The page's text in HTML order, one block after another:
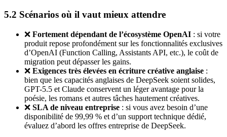
5.2 Scénarios où il vaut mieux attendre
❌ Fortement dépendant de l’écosystème OpenAI : si votre
produit repose profondément sur les fonctionnalités exclusives
d’OpenAI (Function Calling, Assistants API, etc.), le coût de
migration peut dépasser les gains.
❌ Exigences très élevées en écriture créative anglaise :
bien que les capacités anglaises de DeepSeek soient solides,
GPT-5.5 et Claude conservent un léger avantage pour la
poésie, les romans et autres tâches hautement créatives.
❌ SLA de niveau entreprise : si vous avez besoin d’une
disponibilité de 99,99 % et d’un support technique dédié,
évaluez d’abord les offres entreprise de DeepSeek.